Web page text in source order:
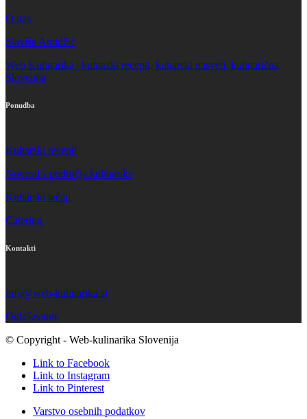
O nas
Slaviša Amidžić
Web Kulinarika | kuharski recepti, kuharski nasveti, kulinarična
Slovenija
Ponudba
Kuharski recepti
Novosti s področja kulinarike
Kuharski tečaji
Catering
Kontakti
info@web-kulinarika.si
Oglaševanje
© Copyright - Web-kulinarika Slovenija
Link to Facebook
Link to Instagram
Link to Pinterest
Varstvo osebnih podatkov